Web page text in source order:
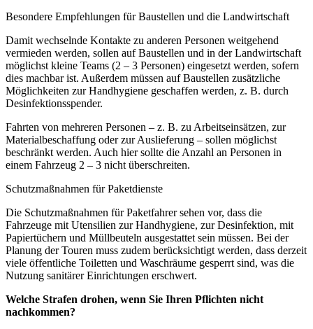
Besondere Empfehlungen für Baustellen und die Landwirtschaft
Damit wechselnde Kontakte zu anderen Personen weitgehend
vermieden werden, sollen auf Baustellen und in der Landwirtschaft
möglichst kleine Teams (2 – 3 Personen) eingesetzt werden, sofern
dies machbar ist. Außerdem müssen auf Baustellen zusätzliche
Möglichkeiten zur Handhygiene geschaffen werden, z. B. durch
Desinfektionsspender.
Fahrten von mehreren Personen – z. B. zu Arbeitseinsätzen, zur
Materialbeschaffung oder zur Auslieferung – sollen möglichst
beschränkt werden. Auch hier sollte die Anzahl an Personen in
einem Fahrzeug 2 – 3 nicht überschreiten.
Schutzmaßnahmen für Paketdienste
Die Schutzmaßnahmen für Paketfahrer sehen vor, dass die
Fahrzeuge mit Utensilien zur Handhygiene, zur Desinfektion, mit
Papiertüchern und Müllbeuteln ausgestattet sein müssen. Bei der
Planung der Touren muss zudem berücksichtigt werden, dass derzeit
viele öffentliche Toiletten und Waschräume gesperrt sind, was die
Nutzung sanitärer Einrichtungen erschwert.
Welche Strafen drohen, wenn Sie Ihren Pflichten nicht
nachkommen?